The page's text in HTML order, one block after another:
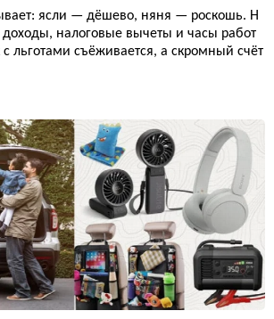
ясли — дёшево, няня — роскошь. Н
налоговые вычеты и часы работ
льготами съёживается, а скромный счёт